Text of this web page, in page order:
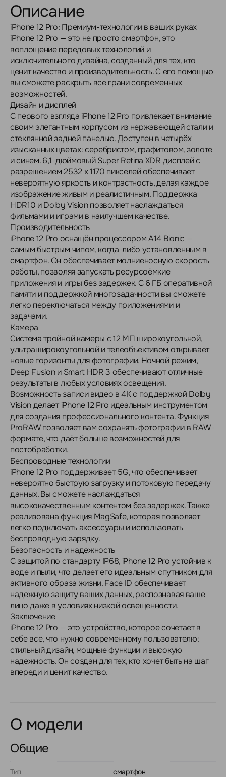
Описание
iPhone 12 Pro: Премиум-технологии в ваших руках
iPhone 12 Pro — это не просто смартфон, это
воплощение передовых технологий и
исключительного дизайна, созданный для тех, кто
ценит качество и производительность. С его помощью
вы сможете раскрыть все грани современных
возможностей.
Дизайн и дисплей
С первого взгляда iPhone 12 Pro привлекает внимание
своим элегантным корпусом из нержавеющей стали и
стеклянной задней панелью. Доступен в четырёх
изысканных цветах: серебристом, графитовом, золоте
и синем. 6,1-дюймовый Super Retina XDR дисплей с
разрешением 2532 x 1170 пикселей обеспечивает
невероятную яркость и контрастность, делая каждое
изображение живым и реалистичным. Поддержка
HDR10 и Dolby Vision позволяет наслаждаться
фильмами и играми в наилучшем качестве.
Производительность
iPhone 12 Pro оснащён процессором A14 Bionic —
самым быстрым чипом, когда-либо установленным в
смартфон. Он обеспечивает молниеносную скорость
работы, позволяя запускать ресурсоёмкие
приложения и игры без задержек. С 6 ГБ оперативной
памяти и поддержкой многозадачности вы сможете
легко переключаться между приложениями и
задачами.
Камера
Система тройной камеры с 12 МП широкоугольной,
ультраширокоугольной и телеобъективом открывает
новые горизонты для фотографии. Ночной режим,
Deep Fusion и Smart HDR 3 обеспечивают отличные
результаты в любых условиях освещения.
Возможность записи видео в 4K с поддержкой Dolby
Vision делает iPhone 12 Pro идеальным инструментом
для создания профессионального контента. Функция
ProRAW позволяет вам сохранять фотографии в RAW-
формате, что даёт больше возможностей для
постобработки.
Беспроводные технологии
iPhone 12 Pro поддерживает 5G, что обеспечивает
невероятно быструю загрузку и потоковую передачу
данных. Вы сможете наслаждаться
высококачественным контентом без задержек. Также
реализована функция MagSafe, которая позволяет
легко подключать аксессуары и использовать
беспроводную зарядку.
Безопасность и надежность
С защитой по стандарту IP68, iPhone 12 Pro устойчив к
воде и пыли, что делает его идеальным спутником для
активного образа жизни. Face ID обеспечивает
надежную защиту ваших данных, распознавая ваше
лицо даже в условиях низкой освещенности.
Заключение
iPhone 12 Pro — это устройство, которое сочетает в
себе все, что нужно современному пользователю:
стильный дизайн, мощные функции и высокую
надежность. Он создан для тех, кто хочет быть на шаг
впереди и ценит качество.
О модели
Общие
Тип смартфон